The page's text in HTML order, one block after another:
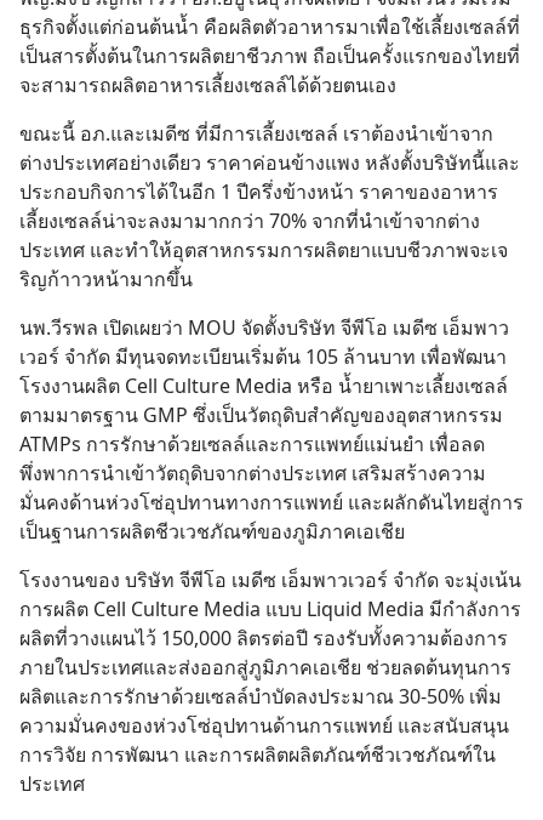
ธุรกิจตั้งแต่ก่อนต้นน้ำ คือผลิตตัวอาหารมาเพื่อใช้เลี้ยงเซลล์ที่
เป็นสารตั้งต้นในการผลิตยาชีวภาพ ถือเป็นครั้งแรกของไทยที่
จะสามารถผลิตอาหารเลี้ยงเซลล์ได้ด้วยตนเอง
ขณะนี้ อภ.และเมดีซ ที่มีการเลี้ยงเซลล์ เราต้องนำเข้าจาก
ต่างประเทศอย่างเดียว ราคาค่อนข้างแพง หลังตั้งบริษัทนี้และ
ประกอบกิจการได้ในอีก 1 ปีครึ่งข้างหน้า ราคาของอาหาร
เลี้ยงเซลล์น่าจะลงมามากกว่า 70% จากที่นำเข้าจากต่าง
ประเทศ และทำให้อุตสาหกรรมการผลิตยาแบบชีวภาพจะเจ
ริญก้าาวหน้ามากขึ้น
นพ.วีรพล เปิดเผยว่า MOU จัดตั้งบริษัท จีพีโอ เมดีซ เอ็มพาว
เวอร์ จำกัด มีทุนจดทะเบียนเริ่มต้น 105 ล้านบาท เพื่อพัฒนา
โรงงานผลิต Cell Culture Media หรือ น้ำยาเพาะเลี้ยงเซลล์
ตามมาตรฐาน GMP ซึ่งเป็นวัตถุดิบสำคัญของอุตสาหกรรม
ATMPs การรักษาด้วยเซลล์และการแพทย์แม่นยำ เพื่อลด
พึ่งพาการนำเข้าวัตถุดิบจากต่างประเทศ เสริมสร้างความ
มั่นคงด้านห่วงโซ่อุปทานทางการแพทย์ และผลักดันไทยสู่การ
เป็นฐานการผลิตชีวเวชภัณฑ์ของภูมิภาคเอเชีย
โรงงานของ บริษัท จีพีโอ เมดีซ เอ็มพาวเวอร์ จำกัด จะมุ่งเน้น
การผลิต Cell Culture Media แบบ Liquid Media มีกำลังการ
ผลิตที่วางแผนไว้ 150,000 ลิตรต่อปี รองรับทั้งความต้องการ
ภายในประเทศและส่งออกสู่ภูมิภาคเอเชีย ช่วยลดต้นทุนการ
ผลิตและการรักษาด้วยเซลล์บำบัดลงประมาณ 30-50% เพิ่ม
ความมั่นคงของห่วงโซ่อุปทานด้านการแพทย์ และสนับสนุน
การวิจัย การพัฒนา และการผลิตผลิตภัณฑ์ชีวเวชภัณฑ์ใน
ประเทศ